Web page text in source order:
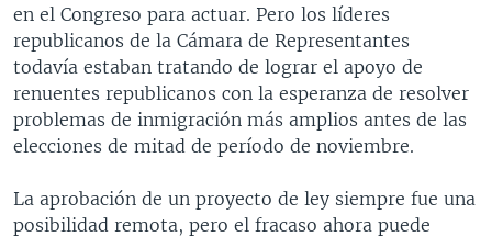
en el Congreso para actuar. Pero los líderes
republicanos de la Cámara de Representantes
todavía estaban tratando de lograr el apoyo de
renuentes republicanos con la esperanza de resolver
problemas de inmigración más amplios antes de las
elecciones de mitad de período de noviembre.
La aprobación de un proyecto de ley siempre fue una
posibilidad remota, pero el fracaso ahora puede